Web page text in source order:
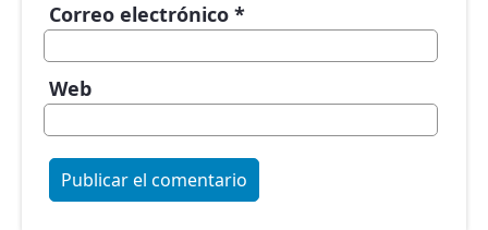
Correo electrónico *
Web